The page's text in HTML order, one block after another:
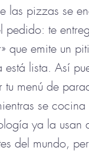
las pizzas se
pedido: te
que emite un
está lista. Así
tu menú de
se
ya la usan
del mundo,